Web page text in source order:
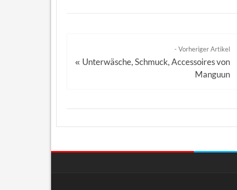
- Vorheriger Artikel
« Unterwäsche, Schmuck, Accessoires von
Manguun